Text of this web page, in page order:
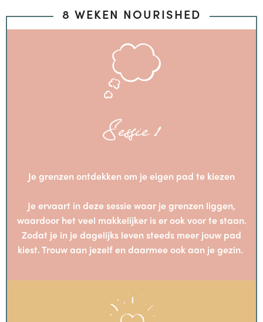
8 WEKEN NOURISHED
Sessie 1
Je grenzen ontdekken om je eigen pad te kiezen
Je ervaart in deze sessie waar je grenzen liggen,
waardoor het veel makkelijker is er ook voor te staan.
Zodat je in je dagelijks leven steeds meer jouw pad
kiest. Trouw aan jezelf en daarmee ook aan je gezin.